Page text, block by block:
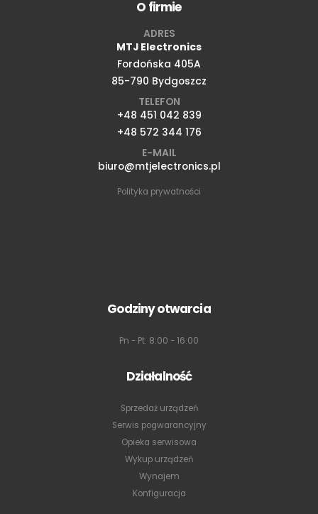
O firmie
ADRES
MTJ Electronics
Fordońska 405A
85-790 Bydgoszcz
TELEFON
+48 451 042 839
+48 572 344 176
E-MAIL
biuro@mtjelectronics.pl
Polityka prywatności
Godziny otwarcia
Pn - Pt: 8:00 - 16:00
Działalność
Sprzedaż urządzeń
Serwis pogwarancyjny
Opieka serwisowa
Wykup urządzeń
Wynajem
Konfiguracja